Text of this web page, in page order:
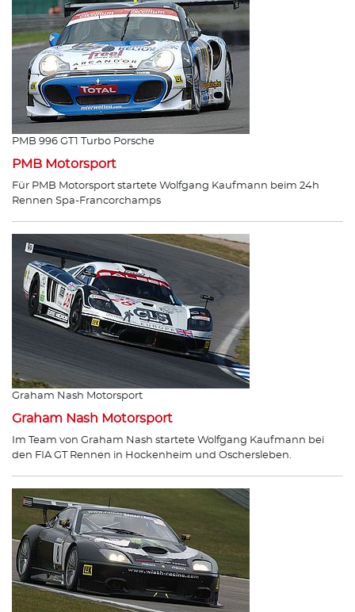
PMB 996 GT1 Turbo Porsche
PMB Motorsport
Für PMB Motorsport startete Wolfgang Kaufmann beim 24h
Rennen Spa-Francorchamps
Graham Nash Motorsport
Graham Nash Motorsport
Im Team von Graham Nash startete Wolfgang Kaufmann bei
den FIA GT Rennen in Hockenheim und Oschersleben.